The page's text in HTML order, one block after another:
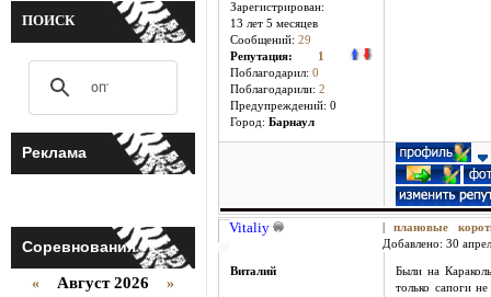
ПОИСК
Реклама
Соревнования
« Август 2026 »
Зарегистрирован:
13 лет 5 месяцев
Сообщений: 29
Репутация:
1
Поблагодарил: 0
Поблагодарили: 2
Предупреждений: 0
Город: Барнаул
Vitaliy |плановые
Добавлено: 30
Виталий
Были на
только сапоги